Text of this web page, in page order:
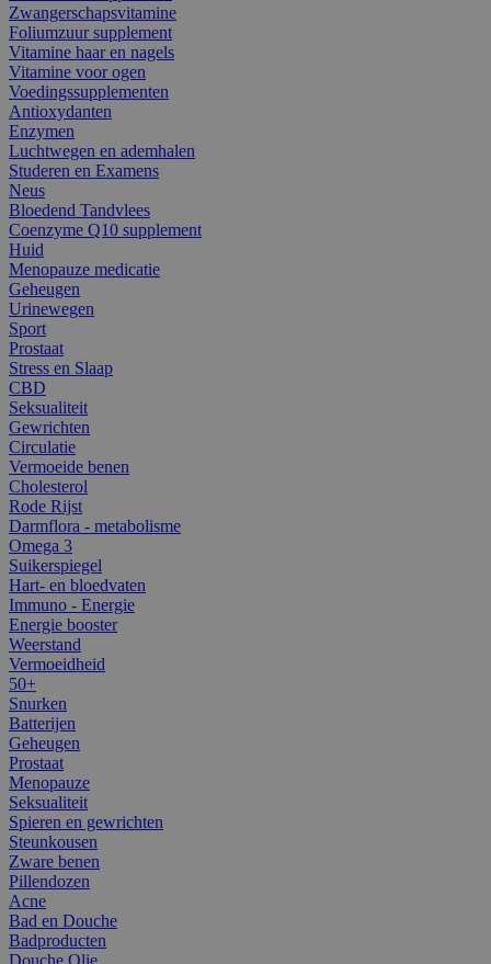
Zwangerschapsvitamine
Foliumzuur supplement
Vitamine haar en nagels
Vitamine voor ogen
Voedingssupplementen
Antioxydanten
Enzymen
Luchtwegen en ademhalen
Studeren en Examens
Neus
Bloedend Tandvlees
Coenzyme Q10 supplement
Huid
Menopauze medicatie
Geheugen
Urinewegen
Sport
Prostaat
Stress en Slaap
CBD
Seksualiteit
Gewrichten
Circulatie
Vermoeide benen
Cholesterol
Rode Rijst
Darmflora - metabolisme
Omega 3
Suikerspiegel
Hart- en bloedvaten
Immuno - Energie
Energie booster
Weerstand
Vermoeidheid
50+
Snurken
Batterijen
Geheugen
Prostaat
Menopauze
Seksualiteit
Spieren en gewrichten
Steunkousen
Zware benen
Pillendozen
Acne
Bad en Douche
Badproducten
Douche Olie